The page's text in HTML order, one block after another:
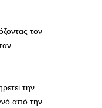
τον
την
από την